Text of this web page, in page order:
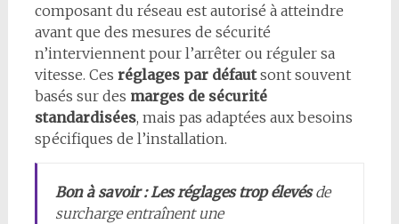
composant du réseau est autorisé à atteindre
avant que des mesures de sécurité
n’interviennent pour l’arrêter ou réguler sa
vitesse. Ces réglages par défautsont souvent
basés sur des marges de sécurité
standardisées, mais pas adaptées aux besoins
spécifiques de l’installation.
Bon à savoir : Les réglages trop élevésde
surcharge entraînent une